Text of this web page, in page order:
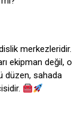
merkezleridir.
ekipman değil, o
düzen, sahada